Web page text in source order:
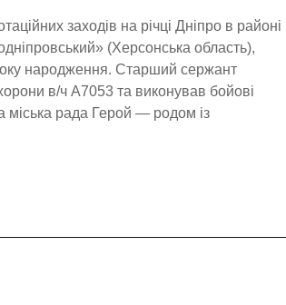
заходів на річці Дніпро в районі
(Херсонська область),
народження. Старший сержант
в/ч А7053 та виконував бойові
міська рада Герой — родом із